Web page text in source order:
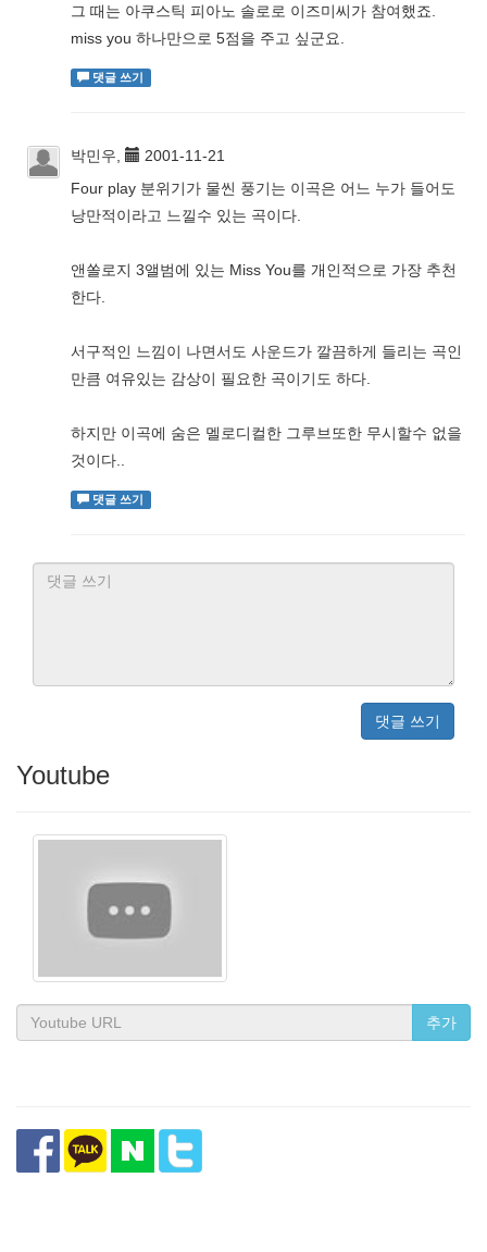
그 때는 아쿠스틱 피아노 솔로로 이즈미씨가 참여했죠.
miss you 하나만으로 5점을 주고 싶군요.
댓글 쓰기
박민우,
2001-11-21
Four play 분위기가 물씬 풍기는 이곡은 어느 누가 들어도
낭만적이라고 느낄수 있는 곡이다.
앤쏠로지 3앨범에 있는 Miss You를 개인적으로 가장 추천
한다.
서구적인 느낌이 나면서도 사운드가 깔끔하게 들리는 곡인
만큼 여유있는 감상이 필요한 곡이기도 하다.
하지만 이곡에 숨은 멜로디컬한 그루브또한 무시할수 없을
것이다..
댓글 쓰기
댓글 쓰기
Youtube
추가